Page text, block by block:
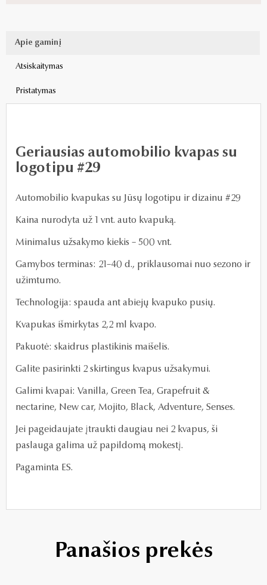
Apie gaminį
Atsiskaitymas
Pristatymas
Geriausias automobilio kvapas su
logotipu #29
Automobilio kvapukas su Jūsų logotipu ir dizainu #29
Kaina nurodyta už 1 vnt. auto kvapuką.
Minimalus užsakymo kiekis – 500 vnt.
Gamybos terminas: 21–40 d., priklausomai nuo sezono ir
užimtumo.
Technologija: spauda ant abiejų kvapuko pusių.
Kvapukas išmirkytas 2,2 ml kvapo.
Pakuotė: skaidrus plastikinis maišelis.
Galite pasirinkti 2 skirtingus kvapus užsakymui.
Galimi kvapai: Vanilla, Green Tea, Grapefruit &
nectarine, New car, Mojito, Black, Adventure, Senses.
Jei pageidaujate įtraukti daugiau nei 2 kvapus, ši
paslauga galima už papildomą mokestį.
Pagaminta ES.
Panašios prekės